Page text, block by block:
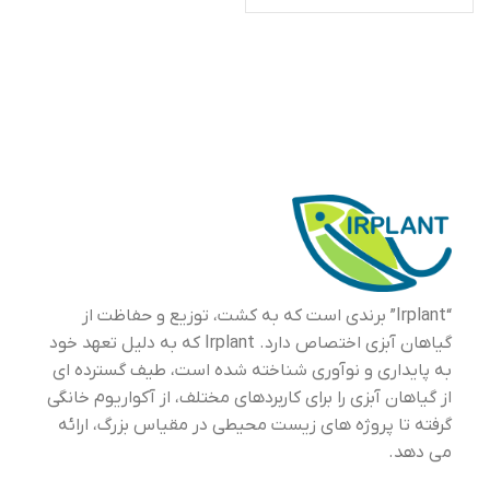
“Irplant” برندی است که به کشت، توزیع و حفاظت از
گیاهان آبزی اختصاص دارد. Irplant که به دلیل تعهد خود
به پایداری و نوآوری شناخته شده است، طیف گسترده ای
از گیاهان آبزی را برای کاربردهای مختلف، از آکواریوم خانگی
گرفته تا پروژه های زیست محیطی در مقیاس بزرگ، ارائه
می دهد.